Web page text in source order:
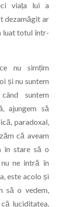
viața lui a
dezamăgit ar
luat totul într-
nu simțim
și nu suntem
suntem
ajungem să
paradoxal,
că aveam
în stare să o
nu ne intră în
este acolo și
să o vedem,
luciditatea,